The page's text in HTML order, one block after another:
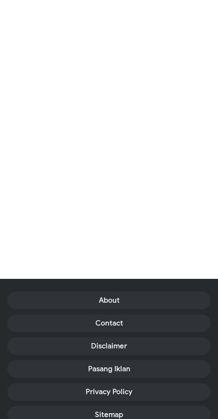
About
Contact
Disclaimer
Pasang Iklan
Privacy Policy
Sitemap